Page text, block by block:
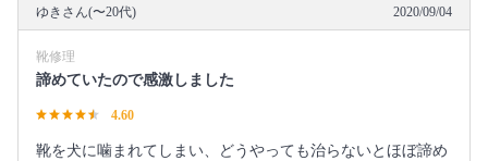
ゆきさん(〜20代) 2020/09/04
靴修理
諦めていたので感激しました
4.60
靴を犬に噛まれてしまい、どうやっても治らないとほぼ諦め